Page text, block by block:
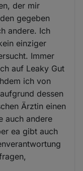
der mir
gegeben
andere. Ich
einziger
Immer
auf Leaky Gut
ich von
dessen
Ärztin einen
auch andere
ea gibt auch